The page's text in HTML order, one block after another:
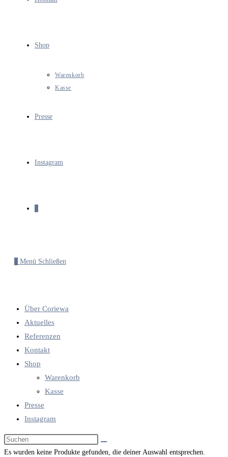
Shop
Warenkorb
Kasse
Presse
Instagram
Menü Schließen
Über Coriewa
Aktuelles
Referenzen
Kontakt
Shop
Warenkorb
Kasse
Presse
Instagram
Diese
Website
Es wurden keine Produkte gefunden, die deiner Auswahl entsprechen.